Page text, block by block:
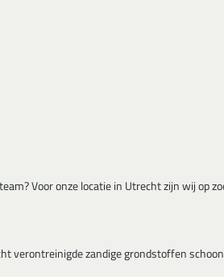
Voor onze locatie in Utrecht zijn wij op
zandige grondstoffen